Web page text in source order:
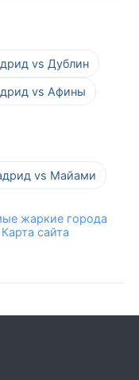
vs Дублин
vs Афины
vs Майами
жаркие города
Карта сайта